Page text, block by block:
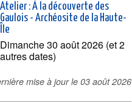
Atelier : À la découverte des
Gaulois - Archéosite de la Haute-
Île
Dimanche 30 août 2026 (et 2
autres dates)
mise à jour le 03 août 2026